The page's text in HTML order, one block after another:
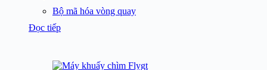
Bộ mã hóa vòng quay
Đọc tiếp